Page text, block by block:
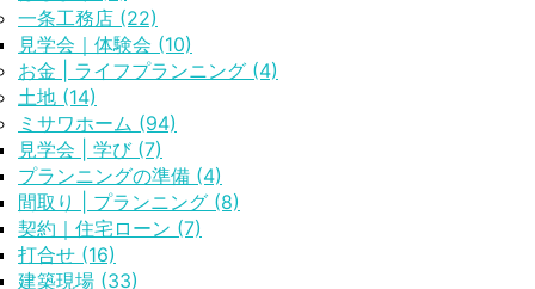
一条工務店 (22)
見学会｜体験会 (10)
お金 | ライフプランニング (4)
土地 (14)
ミサワホーム (94)
見学会 | 学び (7)
プランニングの準備 (4)
間取り | プランニング (8)
契約｜住宅ローン (7)
打合せ (16)
建築現場 (33)